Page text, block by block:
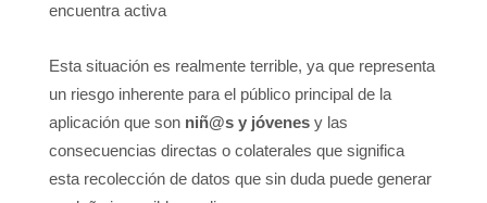
encuentra activa
Esta situación es realmente terrible, ya que representa
un riesgo inherente para el público principal de la
aplicación que son niñ@s y jóvenesy las
consecuencias directas o colaterales que significa
esta recolección de datos que sin duda puede generar